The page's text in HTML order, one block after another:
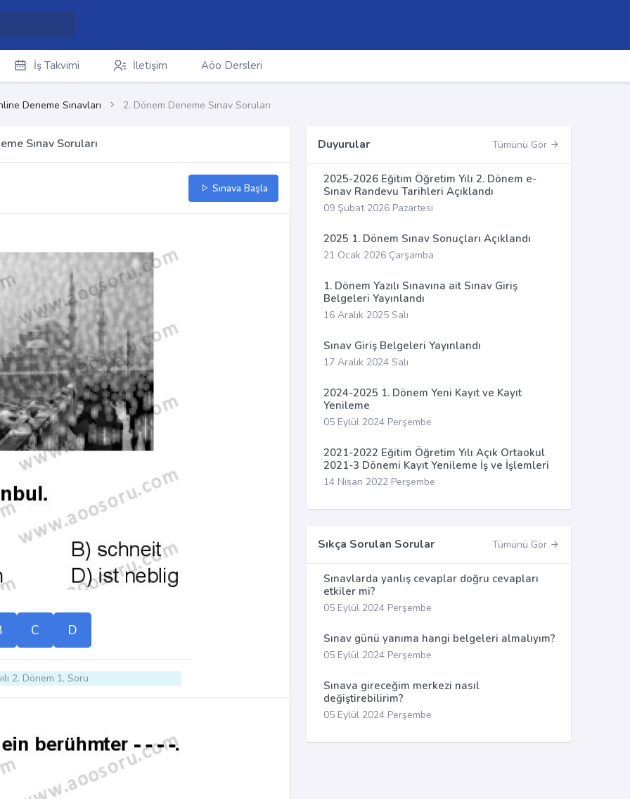
İş Takvimi İletişim Aöo Dersleri
Deneme Sınavları 2. Dönem Deneme Sınav Soruları
Sınav Soruları
Sınava Başla
C D
2. Dönem 1. Soru
Duyurular Tümünü Gör
2025-2026 Eğitim Öğretim Yılı 2. Dönem e-
Sınav Randevu Tarihleri Açıklandı
09 Şubat 2026 Pazartesi
2025 1. Dönem Sınav Sonuçları Açıklandı
21 Ocak 2026 Çarşamba
1. Dönem Yazılı Sınavına ait Sınav Giriş
Belgeleri Yayınlandı
16 Aralık 2025 Salı
Sınav Giriş Belgeleri Yayınlandı
17 Aralık 2024 Salı
2024-2025 1. Dönem Yeni Kayıt ve Kayıt
Yenileme
05 Eylül 2024 Perşembe
2021-2022 Eğitim Öğretim Yılı Açık Ortaokul
2021-3 Dönemi Kayıt Yenileme İş ve İşlemleri
14 Nisan 2022 Perşembe
Sıkça Sorulan Sorular Tümünü Gör
Sınavlarda yanlış cevaplar doğru cevapları
etkiler mi?
05 Eylül 2024 Perşembe
Sınav günü yanıma hangi belgeleri almalıyım?
05 Eylül 2024 Perşembe
Sınava gireceğim merkezi nasıl
değiştirebilirim?
05 Eylül 2024 Perşembe